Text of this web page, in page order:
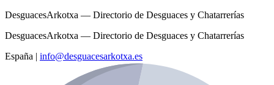
DesguacesArkotxa — Directorio de Desguaces y Chatarrerías
DesguacesArkotxa — Directorio de Desguaces y Chatarrerías
España | info@desguacesarkotxa.es